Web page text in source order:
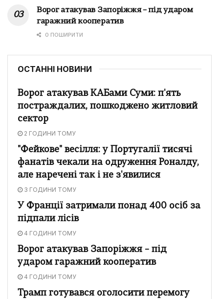
Ворог атакував Запоріжжя – під ударом
гаражний кооператив
0 ПОШИРИТИ
ОСТАННІ НОВИНИ
Ворог атакував КАБами Суми: п'ять
постраждалих, пошкоджено житловий
сектор
2 ГОДИНИ ТОМУ
"Фейкове" весілля: у Португалії тисячі
фанатів чекали на одруження Роналду,
але наречені так і не з'явилися
3 ГОДИНИ ТОМУ
У Франції затримали понад 400 осіб за
підпали лісів
4 ГОДИНИ ТОМУ
Ворог атакував Запоріжжя – під
ударом гаражний кооператив
4 ГОДИНИ ТОМУ
Трамп готувався оголосити перемогу